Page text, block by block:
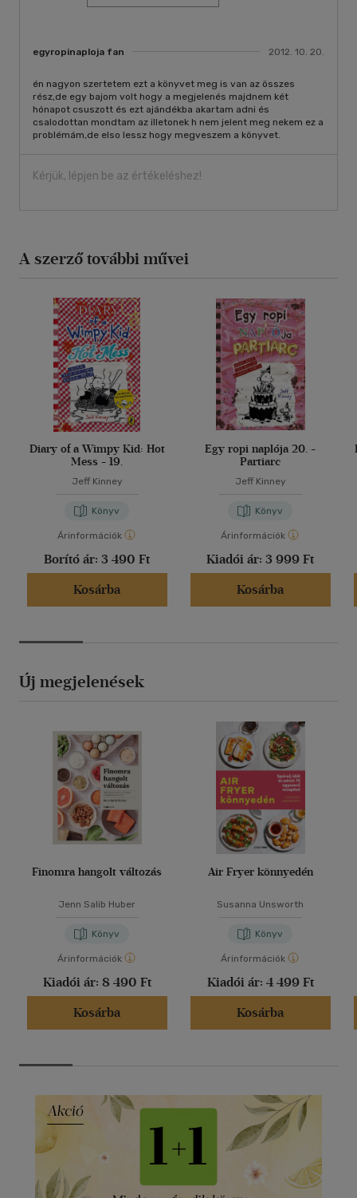
egyropinaploja fan 2012. 10. 20.
én nagyon szertetem ezt a könyvet meg is van az összes
rész,de egy bajom volt hogy a megjelenés majdnem két
hónapot csuszott és ezt ajándékba akartam adni és
csalodottan mondtam az illetonek h nem jelent meg nekem ez a
problémám,de elso lessz hogy megveszem a könyvet.
Kérjük, lépjen be az értékeléshez!
A szerző további művei
Diary of a Wimpy Kid: Hot
Mess - 19.
Jeff Kinney
Könyv
Árinformációk
Borító ár: 3 490 Ft
Kosárba
Egy ropi naplója 20. -
Partiarc
Jeff Kinney
Könyv
Árinformációk
Kiadói ár: 3 999 Ft
Kosárba
Új megjelenések
Finomra hangolt változás
Jenn Salib Huber
Könyv
Árinformációk
Kiadói ár: 8 490 Ft
Kosárba
Air Fryer könnyedén
Susanna Unsworth
Könyv
Árinformációk
Kiadói ár: 4 499 Ft
Kosárba